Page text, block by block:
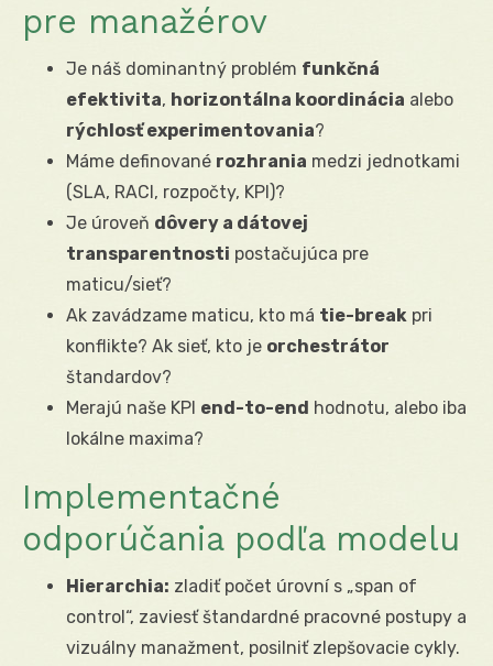
pre manažérov
Je náš dominantný problém funkčná
efektivita, horizontálna koordinácia alebo
rýchlosť experimentovania?
Máme definované rozhrania medzi jednotkami
(SLA, RACI, rozpočty, KPI)?
Je úroveň dôvery a dátovej
transparentnosti postačujúca pre
maticu/sieť?
Ak zavádzame maticu, kto má tie-break pri
konflikte? Ak sieť, kto je orchestrátor
štandardov?
Merajú naše KPI end-to-end hodnotu, alebo iba
lokálne maxima?
Implementačné
odporúčania podľa modelu
Hierarchia: zladiť počet úrovní s „span of
control“, zaviesť štandardné pracovné postupy a
vizuálny manažment, posilniť zlepšovacie cykly.